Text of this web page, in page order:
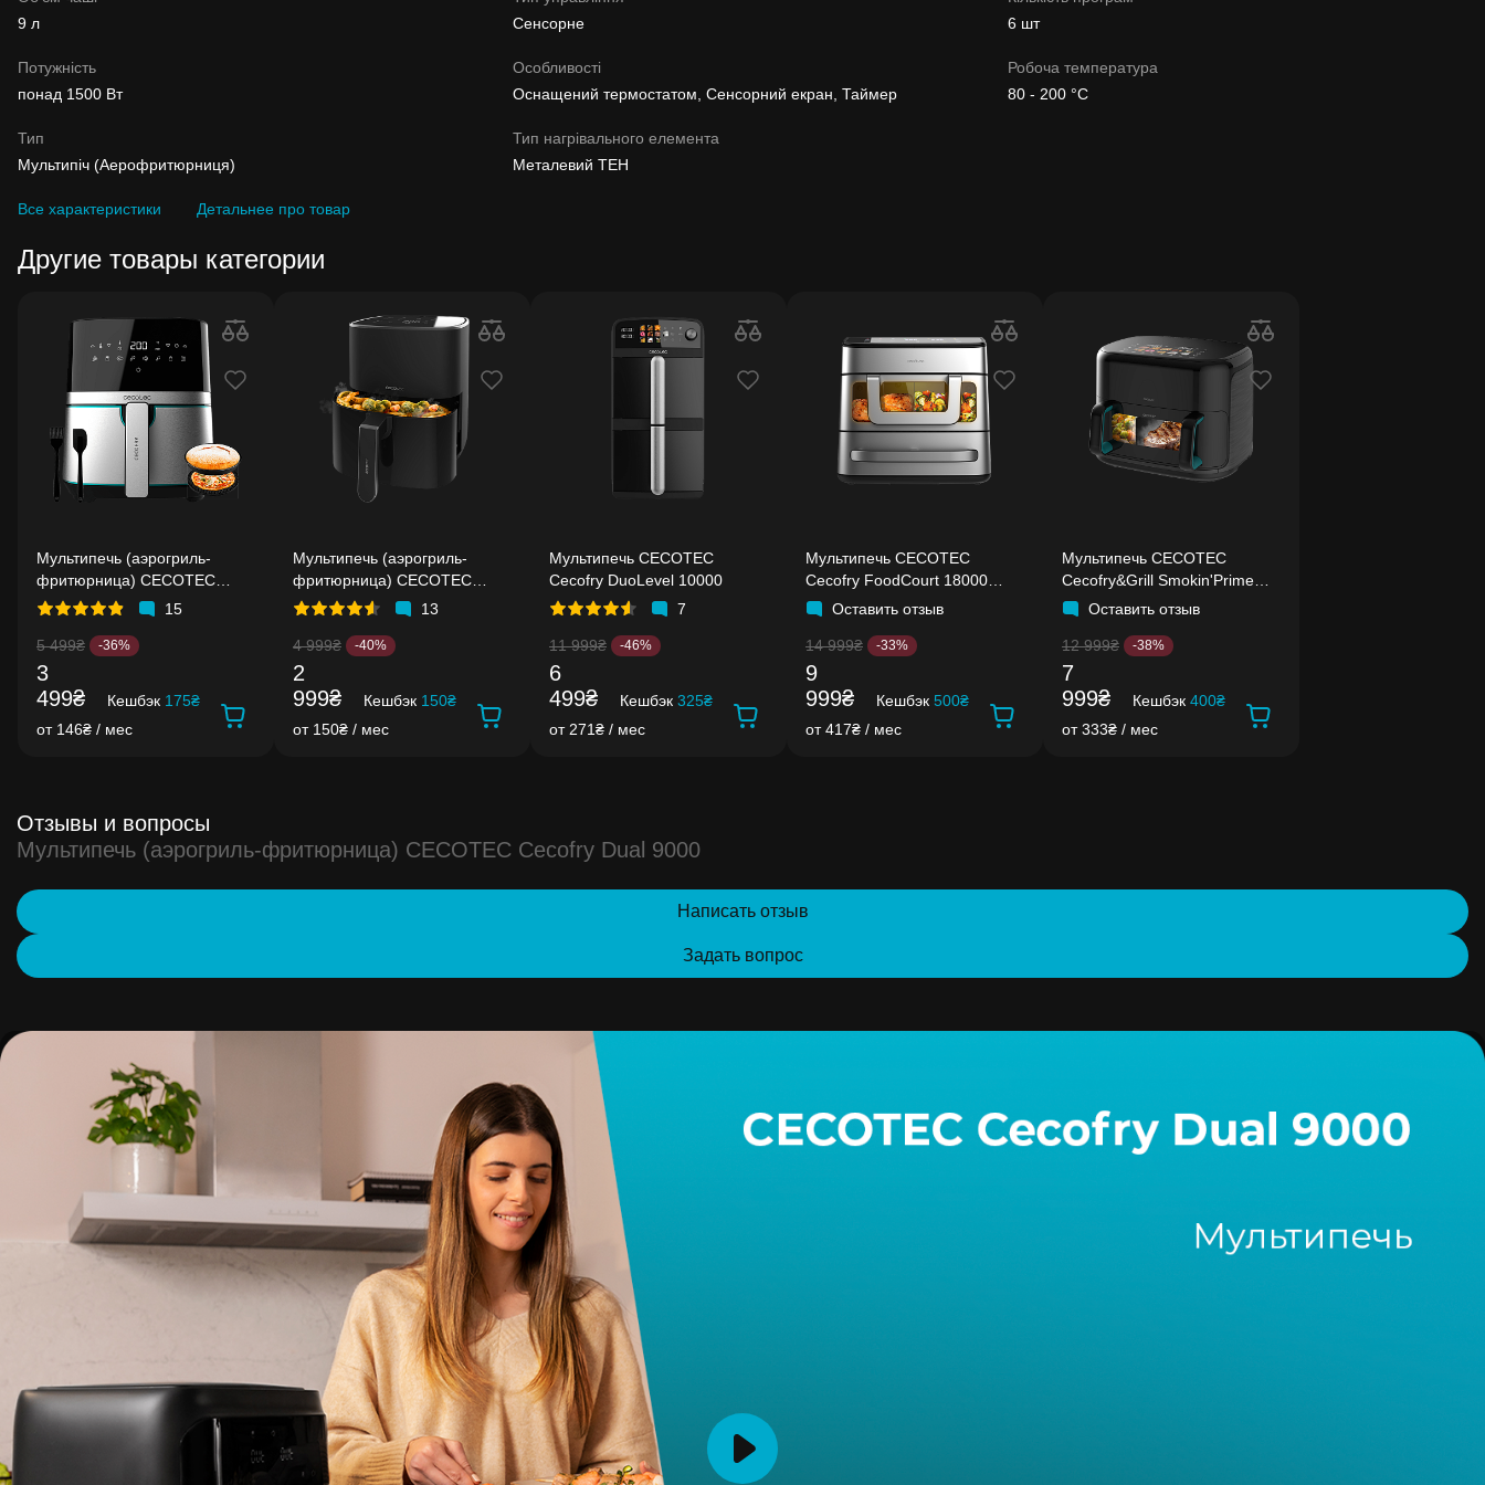
9 л
Сенсорне
6 шт
Потужність
понад 1500 Вт
Особливості
Оснащений термостатом, Сенсорний екран, Таймер
Робоча температура
80 - 200 °C
Тип
Мультипіч (Аерофритюрниця)
Тип нагрівального елемента
Металевий ТЕН
Все характеристики Детальнее про товар
Другие товары категории
Мультипечь (аэрогриль-
фритюрница) CECOTEC
Cecofry Full Inox 5500 Pro Acc
15
5 499₴ -36%
3
499₴
Кешбэк 175₴
от 146₴ / мес
Мультипечь (аэрогриль-
фритюрница) CECOTEC
Cecofry Fantastik 5500
13
4 999₴ -40%
2
999₴
Кешбэк 150₴
от 150₴ / мес
Мультипечь CECOTEC
Cecofry DuoLevel 10000
7
11 999₴ -46%
6
499₴
Кешбэк 325₴
от 271₴ / мес
Мультипечь CECOTEC
Cecofry FoodCourt 18000
4Pizza+Оставить отзыв
14 999₴ -33%
9
999₴
Кешбэк 500₴
от 417₴ / мес
Мультипечь CECOTEC
Cecofry&Grill Smokin'Prime
11000Оставить отзыв
12 999₴ -38%
7
999₴
Кешбэк 400₴
от 333₴ / мес
Отзывы и вопросы
Мультипечь (аэрогриль-фритюрница) CECOTEC Cecofry Dual 9000
Написать отзыв
Задать вопрос